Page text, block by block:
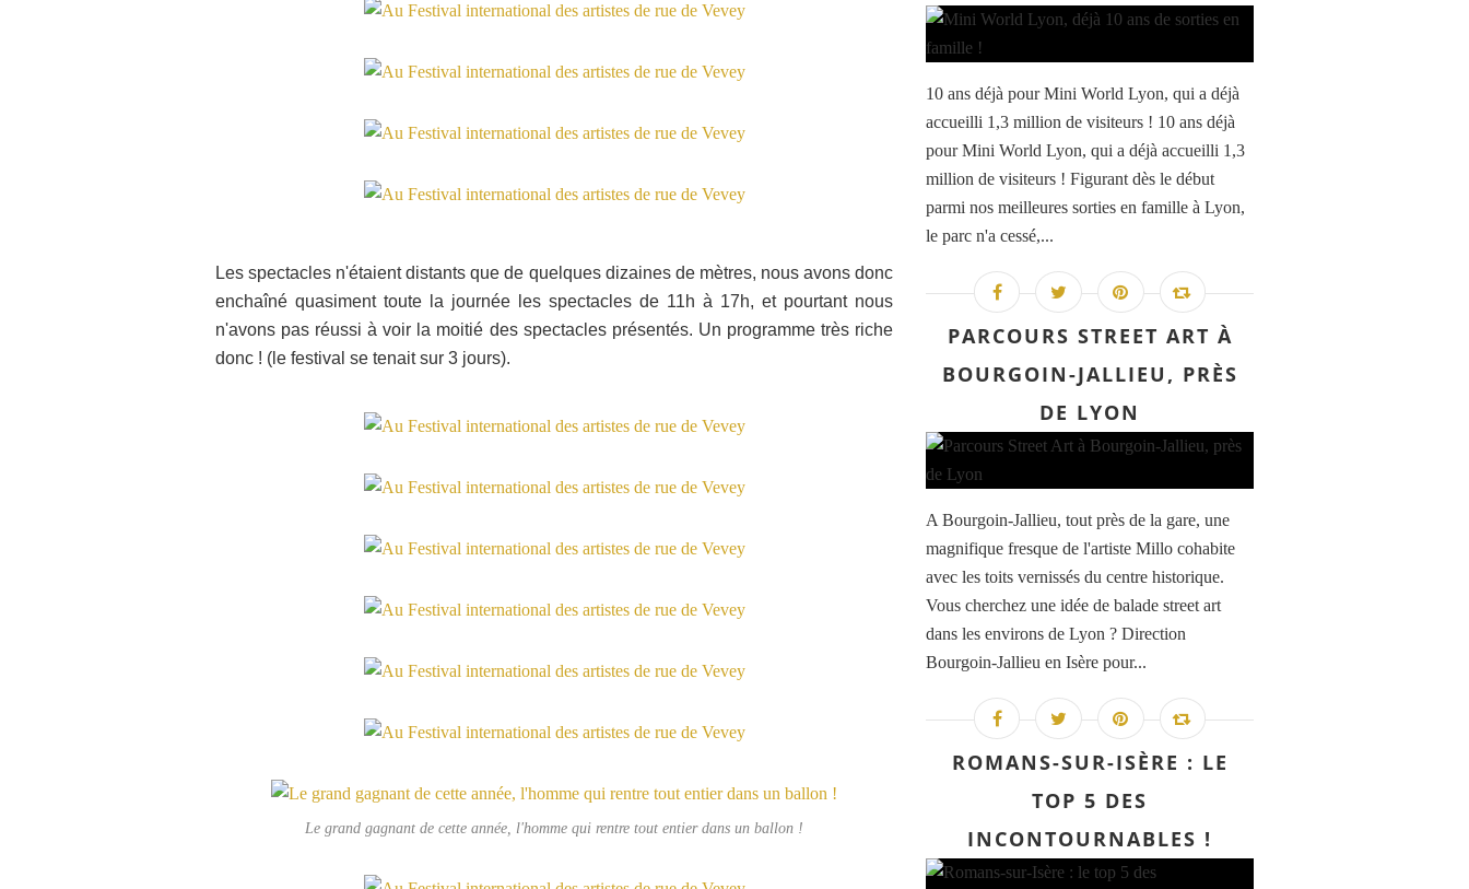
Les spectacles n'étaient distants que de quelques dizaines de mètres, nous avons donc
enchaîné quasiment toute la journée les spectacles de 11h à 17h, et pourtant nous
n'avons pas réussi à voir la moitié des spectacles présentés. Un programme très riche
donc ! (le festival se tenait sur 3 jours).
Le grand gagnant de cette année, l'homme qui rentre tout entier dans un ballon !
10 ans déjà pour Mini World Lyon, qui a déjà
accueilli 1,3 million de visiteurs ! 10 ans déjà
pour Mini World Lyon, qui a déjà accueilli 1,3
million de visiteurs ! Figurant dès le début
parmi nos meilleures sorties en famille à Lyon,
le parc n'a cessé,...
PARCOURS STREET ART À
BOURGOIN-JALLIEU, PRÈS
DE LYON
A Bourgoin-Jallieu, tout près de la gare, une
magnifique fresque de l'artiste Millo cohabite
avec les toits vernissés du centre historique.
Vous cherchez une idée de balade street art
dans les environs de Lyon ? Direction
Bourgoin-Jallieu en Isère pour...
ROMANS-SUR-ISÈRE : LE
TOP 5 DES
INCONTOURNABLES !